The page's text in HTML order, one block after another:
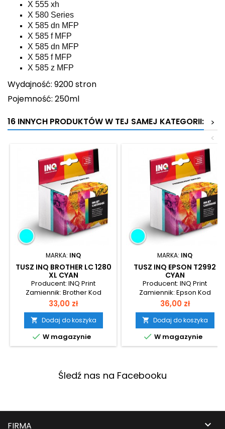
X 555 xh
X 580 Series
X 585 dn MFP
X 585 f MFP
X 585 dn MFP
X 585 f MFP
X 585 z MFP
Wydajność: 9200 stron
Pojemność: 250ml
16 INNYCH PRODUKTÓW W TEJ SAMEJ KATEGORII:
>
<
MARKA: INQ
TUSZ INQ BROTHER LC 1280
XL CYAN
Producent: INQ Print
Zamiennik: Brother Kod
produktu: BR-1280XC-1
Wydajność: 1200 stron
Cena
33,00 zł
 Dodaj do koszyka
 W magazynie
MARKA: INQ
TUSZ INQ EPSON T2992
CYAN
Producent: INQ Print
Zamiennik: Epson Kod
produktu: EP-2992-1
Wydajność: 450 stron
Cena
36,00 zł
 Dodaj do koszyka
 W magazynie
Śledź nas na Facebooku
FIRMA 